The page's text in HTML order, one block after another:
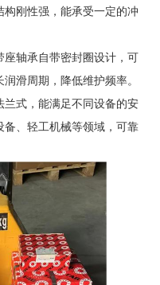
刚性强，能承受一定的冲
轴承自带密封圈设计，可
滑周期，降低维护频率。
式，能满足不同设备的安
、轻工机械等领域，可靠